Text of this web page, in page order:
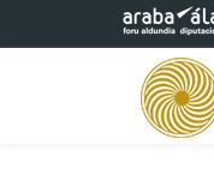
Saltar al contenido